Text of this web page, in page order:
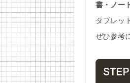
書・ノー
タブレッ
ぜひ参考